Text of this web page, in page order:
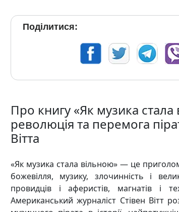
Поділитися:
Про книгу «Як музика
революція та перемога
Вітта
«Як музика стала вільною» — це
божевілля, музику, злочинність і
провидців і аферистів, магнатів і
Американський журналіст Стівен Вітт